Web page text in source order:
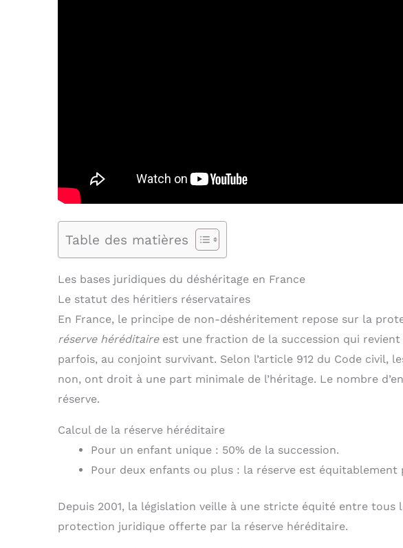
Table des matières
Les bases juridiques du déshéritage en France
Le statut des héritiers réservataires
En France, le principe de non-déshéritement repose sur la
réserve héréditaireest une fraction de la succession qui
parfois, au conjoint survivant. Selon l’article 912 du Code civil,
non, ont droit à une part minimale de l’héritage. Le nombre
réserve.
Calcul de la réserve héréditaire
Pour un enfant unique : 50% de la succession.
Pour deux enfants ou plus : la réserve est équitablement
Depuis 2001, la législation veille à une stricte équité entre tous
protection juridique offerte par la réserve héréditaire.